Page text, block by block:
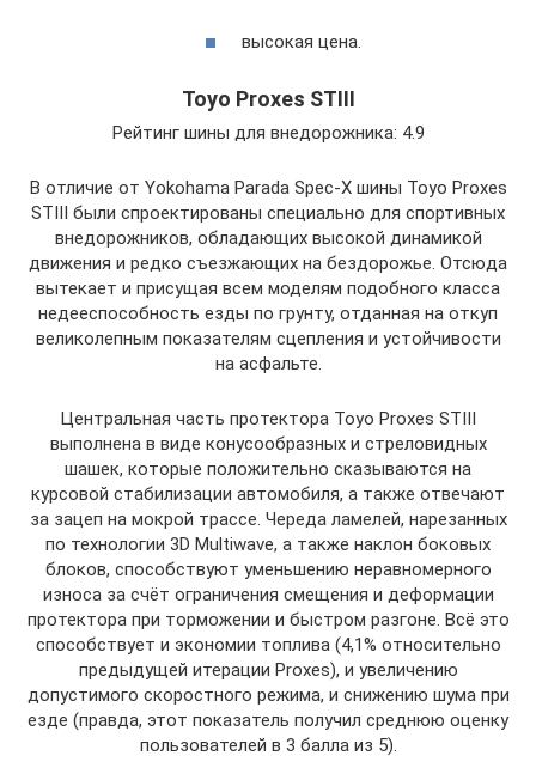
высокая цена.
Toyo Proxes STIII
Рейтинг шины для внедорожника: 4.9
В отличие от Yokohama Parada Spec-X шины Toyo Proxes
STIII были спроектированы специально для спортивных
внедорожников, обладающих высокой динамикой
движения и редко съезжающих на бездорожье. Отсюда
вытекает и присущая всем моделям подобного класса
недееспособность езды по грунту, отданная на откуп
великолепным показателям сцепления и устойчивости
на асфальте.
Центральная часть протектора Toyo Proxes STIII
выполнена в виде конусообразных и стреловидных
шашек, которые положительно сказываются на
курсовой стабилизации автомобиля, а также отвечают
за зацеп на мокрой трассе. Череда ламелей, нарезанных
по технологии 3D Multiwave, а также наклон боковых
блоков, способствуют уменьшению неравномерного
износа за счёт ограничения смещения и деформации
протектора при торможении и быстром разгоне. Всё это
способствует и экономии топлива (4,1% относительно
предыдущей итерации Proxes), и увеличению
допустимого скоростного режима, и снижению шума при
езде (правда, этот показатель получил среднюю оценку
пользователей в 3 балла из 5).